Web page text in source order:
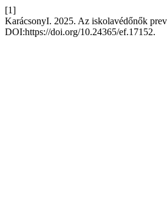
[1]
KarácsonyI. 2025. Az iskolavédőnők
DOI:https://doi.org/10.24365/ef.17152.